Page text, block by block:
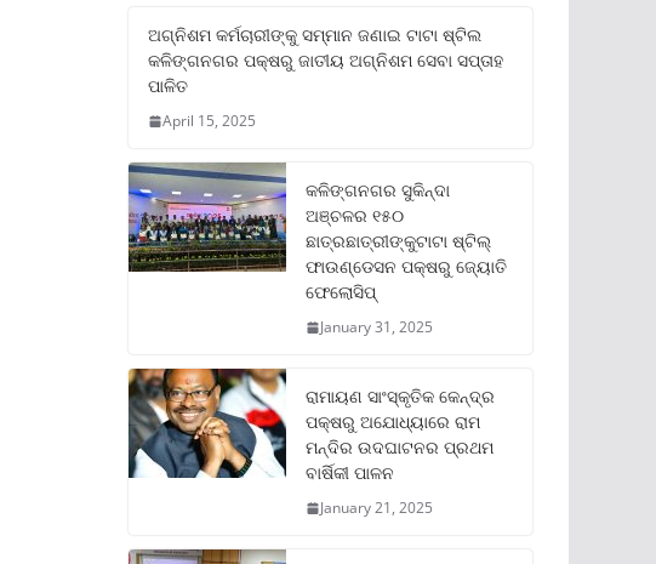
ଅଗ୍ନିଶମ କର୍ମଚାରୀଙ୍କୁ ସମ୍ମାନ ଜଣାଇ ଟାଟା ଷ୍ଟିଲ
କଳିଙ୍ଗନଗର ପକ୍ଷରୁ ଜାତୀୟ ଅଗ୍ନିଶମ ସେବା ସପ୍ତାହ
ପାଳିତ
April 15, 2025
କଳିଙ୍ଗନଗର ସୁକିନ୍ଦା
ଅଞ୍ଚଳର ୧୫୦
ଛାତ୍ରଛାତ୍ରୀଙ୍କୁଟାଟା ଷ୍ଟିଲ୍
ଫାଉଣ୍ଡେସନ ପକ୍ଷରୁ ଜ୍ୟୋତି
ଫେଲୋସିପ୍‌
January 31, 2025
ରାମାୟଣ ସାଂସ୍କୃତିକ କେନ୍ଦ୍ର
ପକ୍ଷରୁ ଅଯୋଧ୍ୟାରେ ରାମ
ମନ୍ଦିର ଉଦଘାଟନର ପ୍ରଥମ
ବାର୍ଷିକୀ ପାଳନ
January 21, 2025